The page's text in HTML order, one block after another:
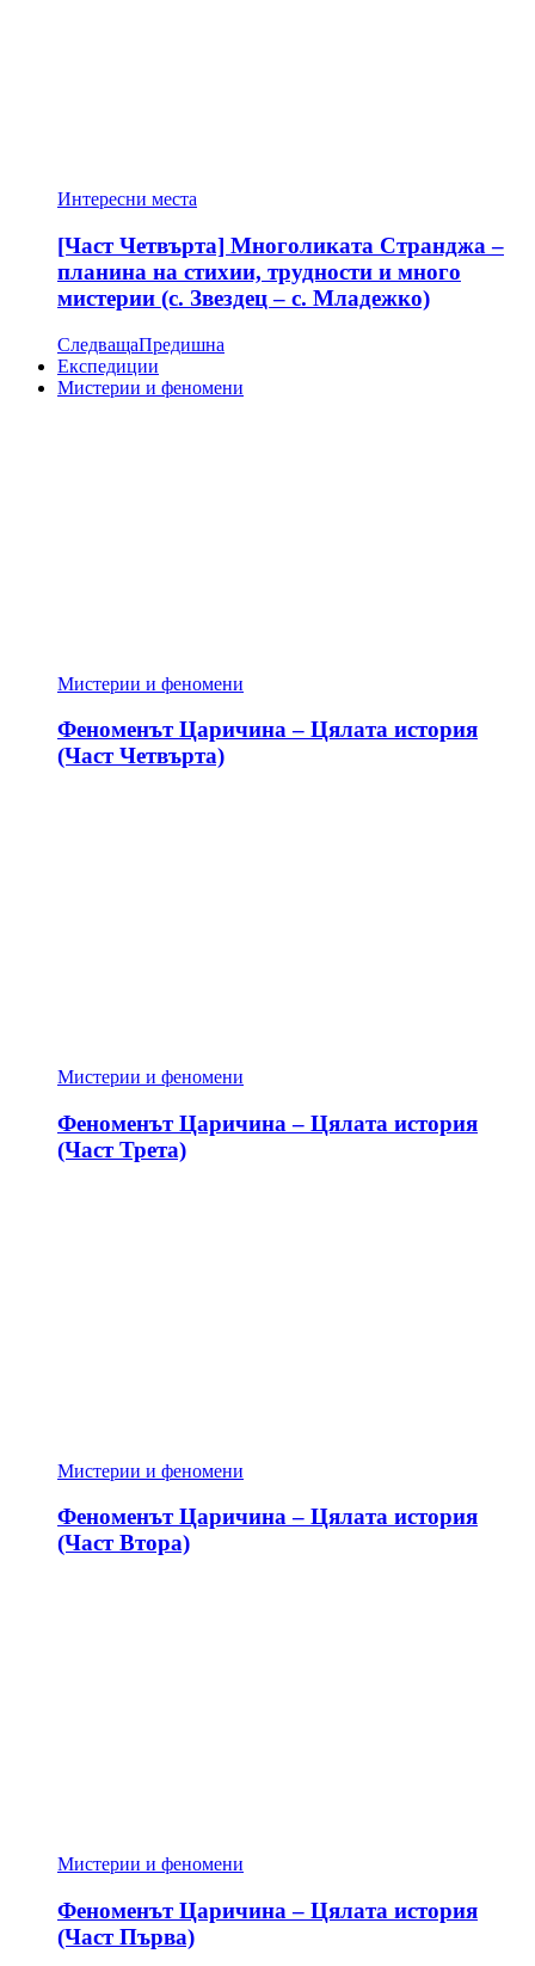
Интересни места
[Част Четвърта] Многоликата Странджа –
планина на стихии, трудности и много
мистерии (с. Звездец – с. Младежко)
СледващаПредишна
Експедиции
Мистерии и феномени
Мистерии и феномени
Феноменът Царичина – Цялата история
(Част Четвърта)
Мистерии и феномени
Феноменът Царичина – Цялата история
(Част Трета)
Мистерии и феномени
Феноменът Царичина – Цялата история
(Част Втора)
Мистерии и феномени
Феноменът Царичина – Цялата история
(Част Първа)